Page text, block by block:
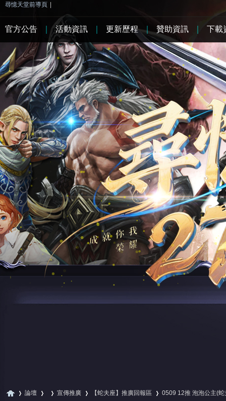
尋憶天堂前導頁
論壇 宣傳推廣 【蛇夫座】推廣回報區 0509 12推 泡泡公主(蛇